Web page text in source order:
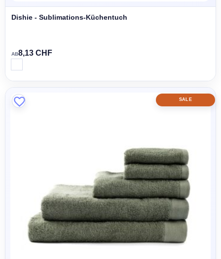
Dishie - Sublimations-Küchentuch
AB8,13 CHF
SALE